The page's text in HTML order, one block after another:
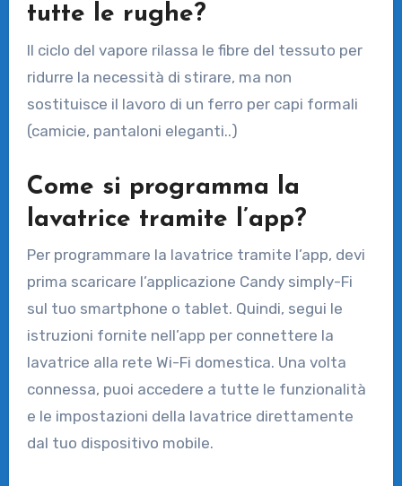
tutte le rughe?
Il ciclo del vapore rilassa le fibre del tessuto per
ridurre la necessità di stirare, ma non
sostituisce il lavoro di un ferro per capi formali
(camicie, pantaloni eleganti..)
Come si programma la
lavatrice tramite l’app?
Per programmare la lavatrice tramite l’app, devi
prima scaricare l’applicazione Candy simply-Fi
sul tuo smartphone o tablet. Quindi, segui le
istruzioni fornite nell’app per connettere la
lavatrice alla rete Wi-Fi domestica. Una volta
connessa, puoi accedere a tutte le funzionalità
e le impostazioni della lavatrice direttamente
dal tuo dispositivo mobile.